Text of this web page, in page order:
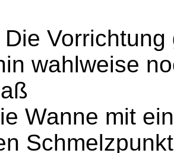
Die
wahlweise
Wanne mit